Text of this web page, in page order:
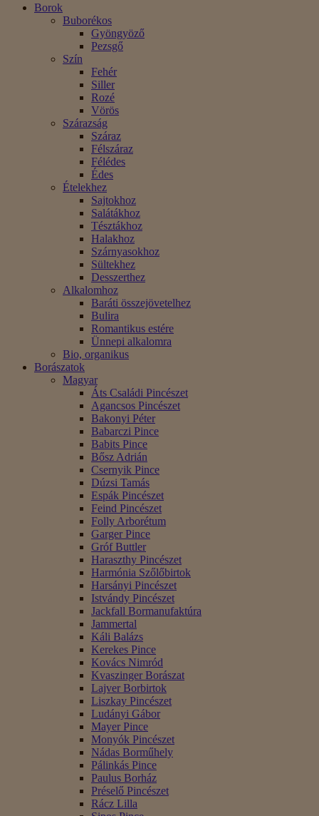
Borok
Buborékos
Gyöngyöző
Pezsgő
Szín
Fehér
Siller
Rozé
Vörös
Szárazság
Száraz
Félszáraz
Félédes
Édes
Ételekhez
Sajtokhoz
Salátákhoz
Tésztákhoz
Halakhoz
Szárnyasokhoz
Sültekhez
Desszerthez
Alkalomhoz
Baráti összejövetelhez
Bulira
Romantikus estére
Ünnepi alkalomra
Bio, organikus
Borászatok
Magyar
Áts Családi Pincészet
Agancsos Pincészet
Bakonyi Péter
Babarczi Pince
Babits Pince
Bősz Adrián
Csernyik Pince
Dúzsi Tamás
Espák Pincészet
Feind Pincészet
Folly Arborétum
Garger Pince
Gróf Buttler
Haraszthy Pincészet
Harmónia Szőlőbirtok
Harsányi Pincészet
Istvándy Pincészet
Jackfall Bormanufaktúra
Jammertal
Káli Balázs
Kerekes Pince
Kovács Nimród
Kvaszinger Borászat
Lajver Borbirtok
Liszkay Pincészet
Ludányi Gábor
Mayer Pince
Monyók Pincészet
Nádas Borműhely
Pálinkás Pince
Paulus Borház
Préselő Pincészet
Rácz Lilla